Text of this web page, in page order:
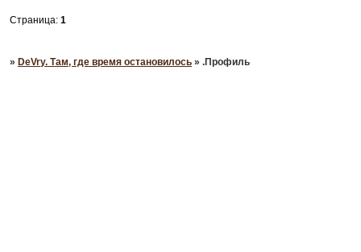
Страница:1
» DeVry. Там, где время остановилось ».Профиль